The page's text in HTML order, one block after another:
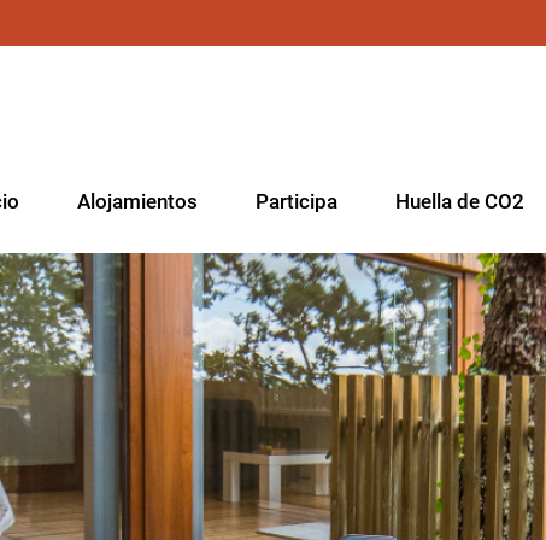
Alojamientos Participa Huella de CO2